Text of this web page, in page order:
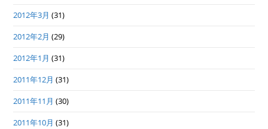
2012年3月 (31)
2012年2月 (29)
2012年1月 (31)
2011年12月 (31)
2011年11月 (30)
2011年10月 (31)